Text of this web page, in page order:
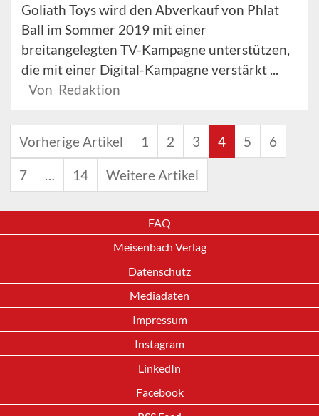
Goliath Toys wird den Abverkauf von Phlat
Ball im Sommer 2019 mit einer
breitangelegten TV-Kampagne unterstützen,
die mit einer Digital-Kampagne verstärkt ...
Von Redaktion
Vorherige Artikel 1 2 3 4 5 6
7 … 14 Weitere Artikel
FAQ
Meisenbach Verlag
Datenschutz
Mediadaten
Impressum
Instagram
LinkedIn
Facebook